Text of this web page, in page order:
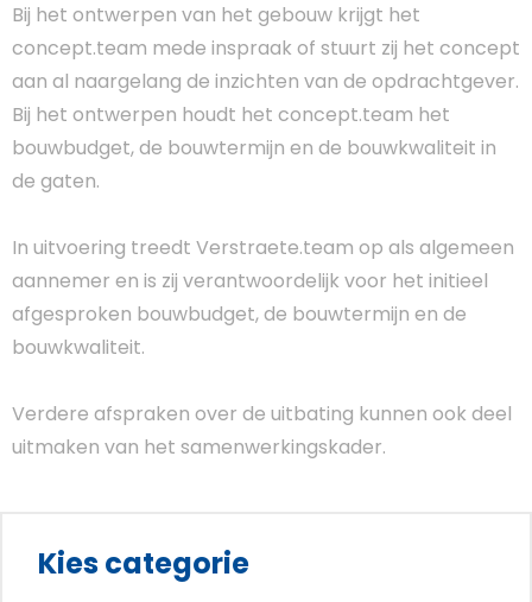
Kies categorie
Bij het ontwerpen van het gebouw krijgt het
concept.team mede inspraak of stuurt zij het concept
aan al naargelang de inzichten van de opdrachtgever.
Bij het ontwerpen houdt het concept.team het
bouwbudget, de bouwtermijn en de bouwkwaliteit in
de gaten.
In uitvoering treedt Verstraete.team op als algemeen
aannemer en is zij verantwoordelijk voor het initieel
afgesproken bouwbudget, de bouwtermijn en de
bouwkwaliteit.
Verdere afspraken over de uitbating kunnen ook deel
uitmaken van het samenwerkingskader.